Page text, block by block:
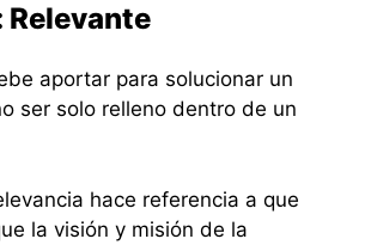
Relevante
aportar para solucionar un
ser solo relleno dentro de un
hace referencia a que
la visión y misión de la